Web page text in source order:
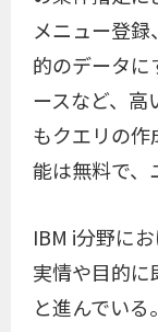
メニュー登
的のデータに
ースなど、高
もクエリの
能は無料で、
IBM i分野に
実情や目的
と進んでいる。